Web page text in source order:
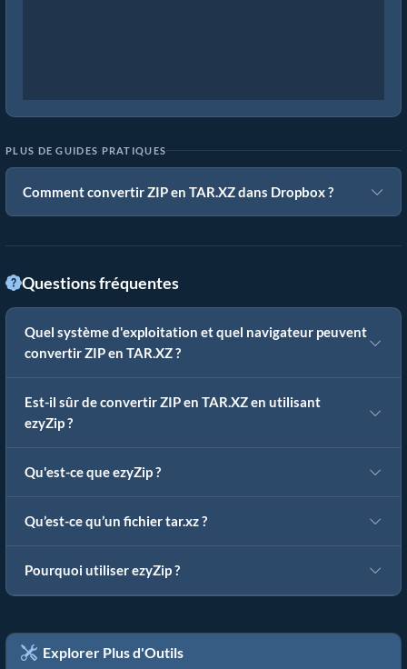
PLUS DE GUIDES PRATIQUES
Comment convertir ZIP en TAR.XZ dans Dropbox ?
Questions fréquentes
Quel système d'exploitation et quel navigateur peuvent
convertir ZIP en TAR.XZ ?
Est-il sûr de convertir ZIP en TAR.XZ en utilisant
ezyZip ?
Qu'est-ce que ezyZip ?
Qu’est-ce qu’un fichier tar.xz ?
Pourquoi utiliser ezyZip ?
Explorer Plus d'Outils